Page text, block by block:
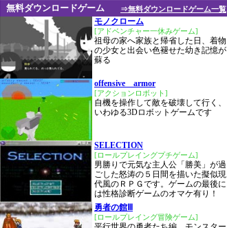
⇒無料ダウンロードゲーム一覧
無料ダウンロードゲーム
モノクローム
[アドベンチャー一休みゲーム]
祖母の家へ家族と帰省した日、着物
の少女と出会い色褪せた幼き記憶が
蘇る
offensive armor
[アクションロボット]
自機を操作して敵を破壊して行く、
いわゆる3Dロボットゲームです
SELECTION
[ロールプレイングプチゲーム]
男勝りで元気な主人公「勝美」が過
ごした怒涛の５日間を描いた擬似現
代風のＲＰＧです。ゲームの最後に
は性格診断ゲームのオマケ有り！
勇者の館Ⅲ
[ロールプレイング冒険ゲーム]